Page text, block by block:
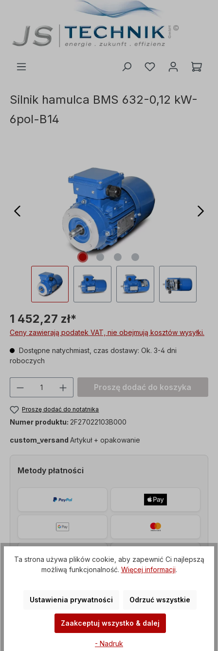
Silnik hamulca BMS 632-0,12 kW-
6pol-B14
1 452,27 zł*
Ceny zawierają podatek VAT, nie obejmują kosztów wysyłki.
Dostępne natychmiast, czas dostawy: Ok. 3-4 dni
roboczych
Ilość produktu: Proszę wprowadzić
Proszę dodać do koszyka
Proszę dodać do notatnika
Numer produktu: 2F27022103B000
custom_versand Artykuł + opakowanie
Metody płatności
Silnik z hamulcem, moc=0,12 kW, prędkość=1000
Ta strona używa plików cookie, aby zapewnić Ci najlepszą
możliwą funkcjonalność. Więcej informacji.
Ustawienia prywatności Odrzuć wszystkie
Zaakceptuj wszystko & dalej
- Nadruk